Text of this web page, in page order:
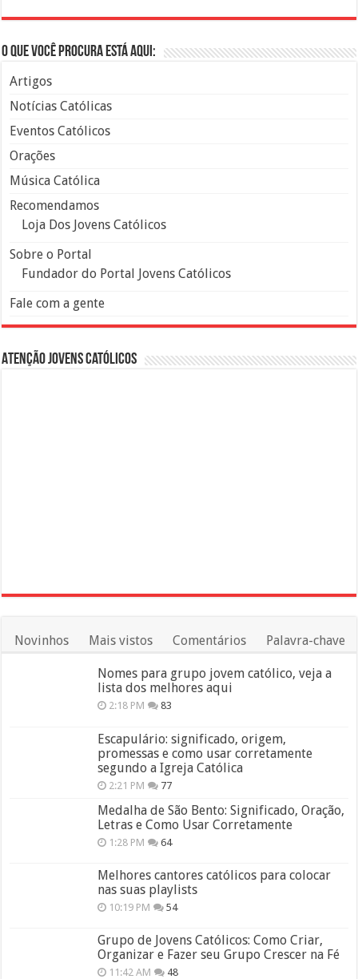
O que você procura está aqui:
Artigos
Notícias Católicas
Eventos Católicos
Orações
Música Católica
Recomendamos
Loja Dos Jovens Católicos
Sobre o Portal
Fundador do Portal Jovens Católicos
Fale com a gente
Atenção Jovens Católicos
Novinhos Mais vistos Comentários Palavra-chave
Nomes para grupo jovem católico, veja a
lista dos melhores aqui
2:18 PM 83
Escapulário: significado, origem,
promessas e como usar corretamente
segundo a Igreja Católica
2:21 PM 77
Medalha de São Bento: Significado, Oração,
Letras e Como Usar Corretamente
1:28 PM 64
Melhores cantores católicos para colocar
nas suas playlists
10:19 PM 54
Grupo de Jovens Católicos: Como Criar,
Organizar e Fazer seu Grupo Crescer na Fé
11:42 AM 48